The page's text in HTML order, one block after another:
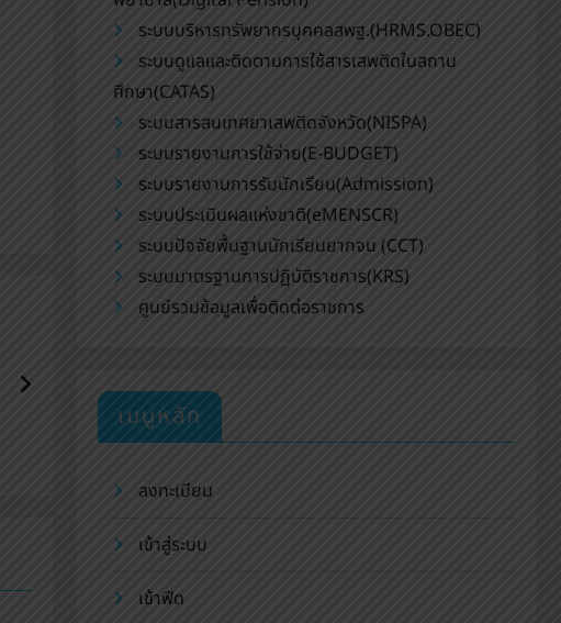
ระบบบริหารทรัพยากรบุคคลสพฐ.(HRMS.OBEC)
ระบบดูแลและติดตามการใช้สารเสพติดในสถาน
ศึกษา(CATAS)
ระบบสารสนเทศยาเสพติดจังหวัด(NISPA)
ระบบรายงานการใช้จ่าย(E-BUDGET)
ระบบรายงานการรับนักเรียน(Admission)
ระบบประเมินผลแห่งชาติ(eMENSCR)
ระบบปัจจัยพื้นฐานนักเรียนยากจน (CCT)
ระบบมาตรฐานการปฏิบัติราชการ(KRS)
ศูนย์รวมข้อมูลเพื่อติดต่อราชการ
เมนูหลัก
ลงทะเบียน
เข้าสู่ระบบ
เข้าฟีด